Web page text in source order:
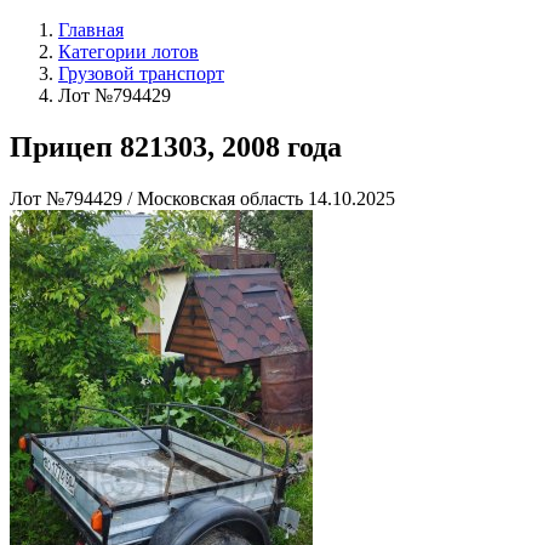
Главная
Категории лотов
Грузовой транспорт
Лот №794429
Прицеп 821303, 2008 года
Лот №794429 / Московская область 14.10.2025